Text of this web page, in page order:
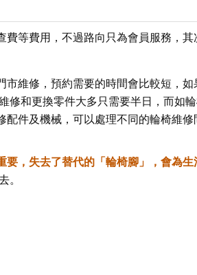
費等費用，不過路向只為會員服務，其
市維修，預約需要的時間會比較短，如
修和更換零件大多只需要半日，而如
件及機械，可以處理不同的輪椅維修
要，失去了替代的「輪椅腳」，會為生
。